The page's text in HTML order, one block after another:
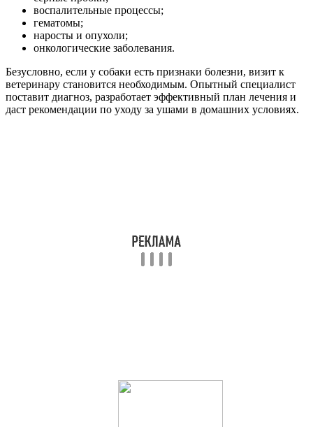
воспалительные процессы;
гематомы;
наросты и опухоли;
онкологические заболевания.
Безусловно, если у собаки есть признаки болезни, визит к
ветеринару становится необходимым. Опытный специалист
поставит диагноз, разработает эффективный план лечения и
даст рекомендации по уходу за ушами в домашних условиях.